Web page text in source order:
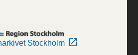
Stockholm